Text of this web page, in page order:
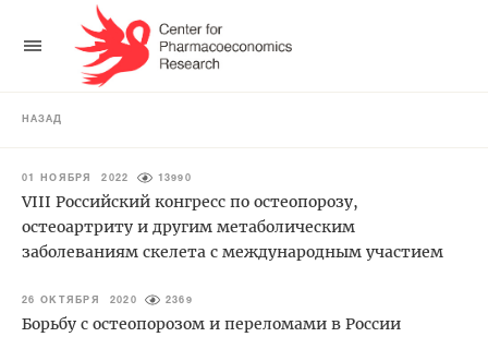
НАЗАД
01 НОЯБРЯ 2022 13990
VIII Российский конгресс по остеопорозу,
остеоартриту и другим метаболическим
заболеваниям скелета с международным участием
26 ОКТЯБРЯ 2020 2369
Борьбу с остеопорозом и переломами в России